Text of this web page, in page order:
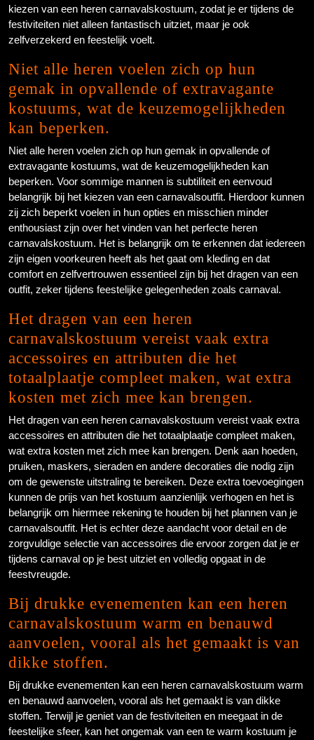
kiezen van een heren carnavalskostuum, zodat je er tijdens de
festiviteiten niet alleen fantastisch uitziet, maar je ook
zelfverzekerd en feestelijk voelt.
Niet alle heren voelen zich op hun
gemak in opvallende of extravagante
kostuums, wat de keuzemogelijkheden
kan beperken.
Niet alle heren voelen zich op hun gemak in opvallende of
extravagante kostuums, wat de keuzemogelijkheden kan
beperken. Voor sommige mannen is subtiliteit en eenvoud
belangrijk bij het kiezen van een carnavalsoutfit. Hierdoor kunnen
zij zich beperkt voelen in hun opties en misschien minder
enthousiast zijn over het vinden van het perfecte heren
carnavalskostuum. Het is belangrijk om te erkennen dat iedereen
zijn eigen voorkeuren heeft als het gaat om kleding en dat
comfort en zelfvertrouwen essentieel zijn bij het dragen van een
outfit, zeker tijdens feestelijke gelegenheden zoals carnaval.
Het dragen van een heren
carnavalskostuum vereist vaak extra
accessoires en attributen die het
totaalplaatje compleet maken, wat extra
kosten met zich mee kan brengen.
Het dragen van een heren carnavalskostuum vereist vaak extra
accessoires en attributen die het totaalplaatje compleet maken,
wat extra kosten met zich mee kan brengen. Denk aan hoeden,
pruiken, maskers, sieraden en andere decoraties die nodig zijn
om de gewenste uitstraling te bereiken. Deze extra toevoegingen
kunnen de prijs van het kostuum aanzienlijk verhogen en het is
belangrijk om hiermee rekening te houden bij het plannen van je
carnavalsoutfit. Het is echter deze aandacht voor detail en de
zorgvuldige selectie van accessoires die ervoor zorgen dat je er
tijdens carnaval op je best uitziet en volledig opgaat in de
feestvreugde.
Bij drukke evenementen kan een heren
carnavalskostuum warm en benauwd
aanvoelen, vooral als het gemaakt is van
dikke stoffen.
Bij drukke evenementen kan een heren carnavalskostuum warm
en benauwd aanvoelen, vooral als het gemaakt is van dikke
stoffen. Terwijl je geniet van de festiviteiten en meegaat in de
feestelijke sfeer, kan het ongemak van een te warm kostuum je